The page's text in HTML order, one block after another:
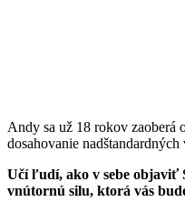
Andy sa už 18 rokov zaoberá
dosahovanie nadštandardných
Učí ľudí, ako v sebe objaviť
vnútornú silu, ktorá vás